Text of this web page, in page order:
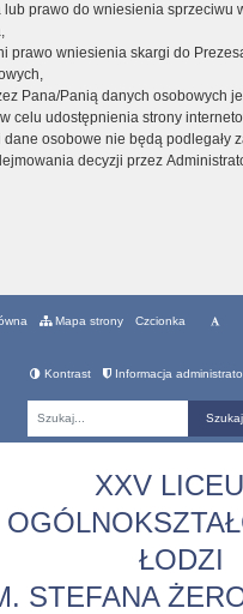
lub prawo do wniesienia sprzeciwu
prawo wniesienia skargi do
Pana/Panią danych osobowych
celu udostępnienia strony
dane osobowe nie będą podlegały
decyzji przez
Mapa strony Czcionka
Kontrast Informacja
XXV
ŁODZI
STEFANA